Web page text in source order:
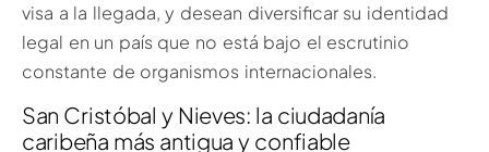
visa a la llegada, y desean diversificar su identidad
legal en un país que no está bajo el escrutinio
constante de organismos internacionales.
San Cristóbal y Nieves: la ciudadanía
caribeña más antigua y confiable